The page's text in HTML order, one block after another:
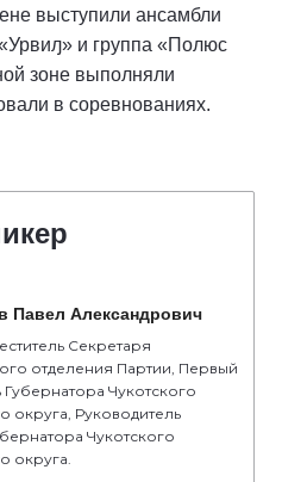
выступили ансамбли
и группа «Полюс
зоне выполняли
в соревнованиях.
Павел Александрович
Секретаря
отделения Партии, Первый
Губернатора Чукотского
округа, Руководитель
Чукотского
округа.